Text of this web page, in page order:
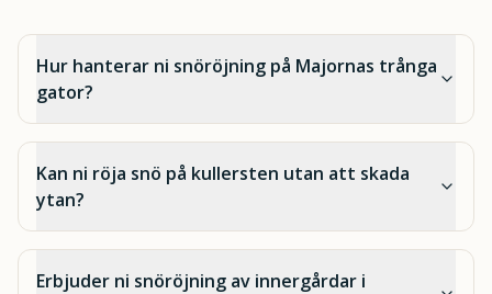
Hur hanterar ni snöröjning på Majornas trånga
gator?
Kan ni röja snö på kullersten utan att skada
ytan?
Erbjuder ni snöröjning av innergårdar i